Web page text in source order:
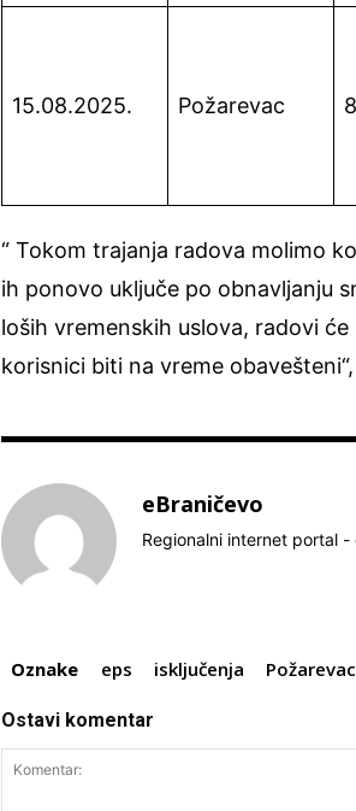
15.08.2025. Požarevac
“ Tokom trajanja radova molimo
ih ponovo uključe po obnavljanju
loših vremenskih uslova, radovi
korisnici biti na vreme
eBraničevo
Regionalni internet portal -
Oznake eps isključenja Požarevac
Ostavi komentar